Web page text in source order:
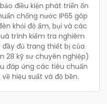
điều kiện phát triển ổn
chống nước IP65 góp
khỏi độ ẩm, bụi và các
trình kiểm tra nghiêm
đủ trang thiết bị của
28 kỹ sư chuyên nghiệp)
đáp ứng các tiêu chuẩn
hiệu suất và độ bền.